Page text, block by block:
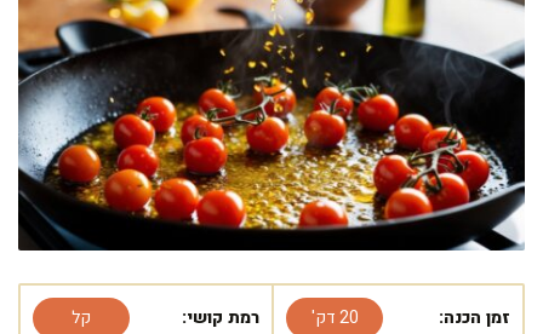
זמן הכנה: 20 דק' רמת קושי: קל